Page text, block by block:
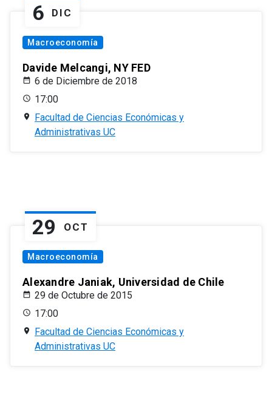
6 DIC
Macroeconomía
Davide Melcangi, NY FED
6 de Diciembre de 2018
17:00
Facultad de Ciencias Económicas y
Administrativas UC
29 OCT
Macroeconomía
Alexandre Janiak, Universidad de Chile
29 de Octubre de 2015
17:00
Facultad de Ciencias Económicas y
Administrativas UC